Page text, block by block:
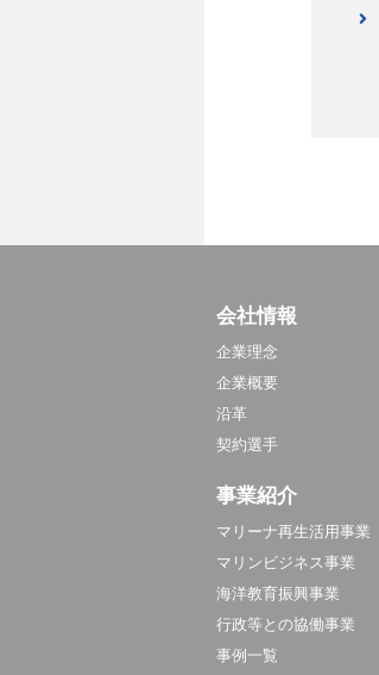
会社情報
企業理念
企業概要
沿革
契約選手
事業紹介
マリーナ再生活用事業
マリンビジネス事業
海洋教育振興事業
行政等との協働事業
事例一覧